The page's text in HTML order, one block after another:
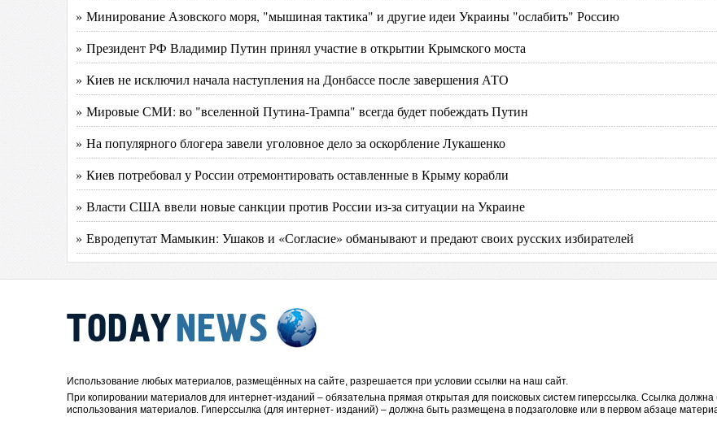
» Минирование Азовского моря, "мышиная тактика" и другие идеи Украины "ослабить" Россию
» Президент РФ Владимир Путин принял участие в открытии Крымского моста
» Киев не исключил начала наступления на Донбассе после завершения АТО
» Мировые СМИ: во "вселенной Путина-Трампа" всегда будет побеждать Путин
» На популярного блогера завели уголовное дело за оскорбление Лукашенко
» Киев потребовал у России отремонтировать оставленные в Крыму корабли
» Власти США ввели новые санкции против России из-за ситуации на Украине
» Евродепутат Мамыкин: Ушаков и «Согласие» обманывают и предают своих русских избирателей
Использование любых материалов, размещённых на сайте, разрешается при условии ссылки на наш сайт.
При копировании материалов для интернет-изданий – обязательна прямая открытая для поисковых систем гиперссылка. Ссылка
использования материалов. Гиперссылка (для интернет- изданий) – должна быть размещена в подзаголовке или в первом абзаце